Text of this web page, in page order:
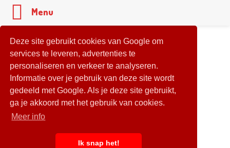
Deze site gebruikt cookies van Google om
services te leveren, advertenties te
personaliseren en verkeer te analyseren.
Informatie over je gebruik van deze site wordt
gedeeld met Google. Als je deze site gebruikt,
ga je akkoord met het gebruik van cookies.
Meer info
Ik snap het!
Menu